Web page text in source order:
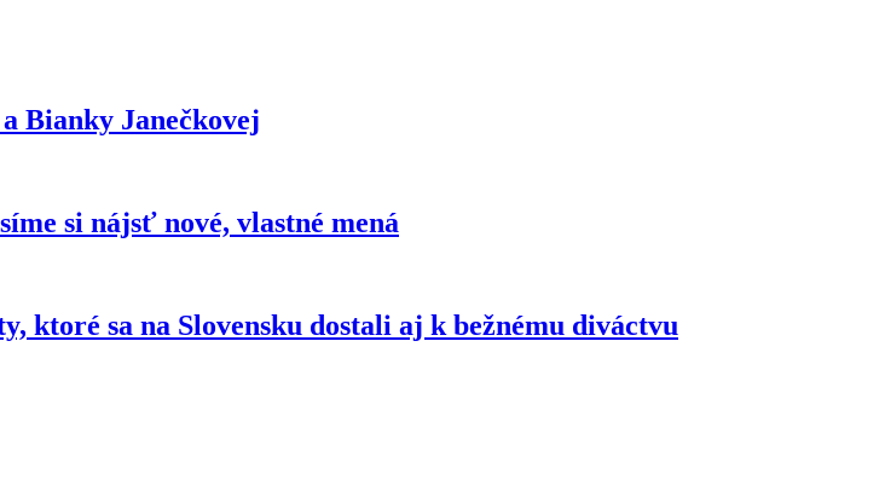
Bianky Janečkovej
si nájsť nové, vlastné mená
sa na Slovensku dostali aj k bežnému diváctvu